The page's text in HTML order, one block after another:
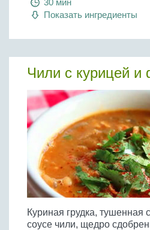
Бобовые
30 мин
Показать ингредиенты
Чили с курицей и
Куриная грудка, тушенная
соусе чили, щедро